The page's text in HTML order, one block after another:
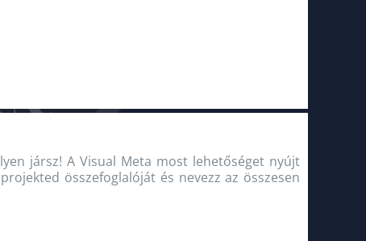
jársz! A Visual Meta most lehetőséget nyújt
összefoglalóját és nevezz az összesen